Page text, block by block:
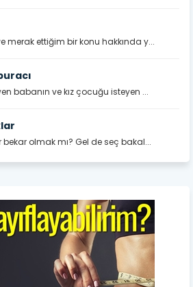
merak ettiğim bir konu hakkında y...
babanın ve kız çocuğu isteyen ...
bekar olmak mı? Gel de seç bakal...